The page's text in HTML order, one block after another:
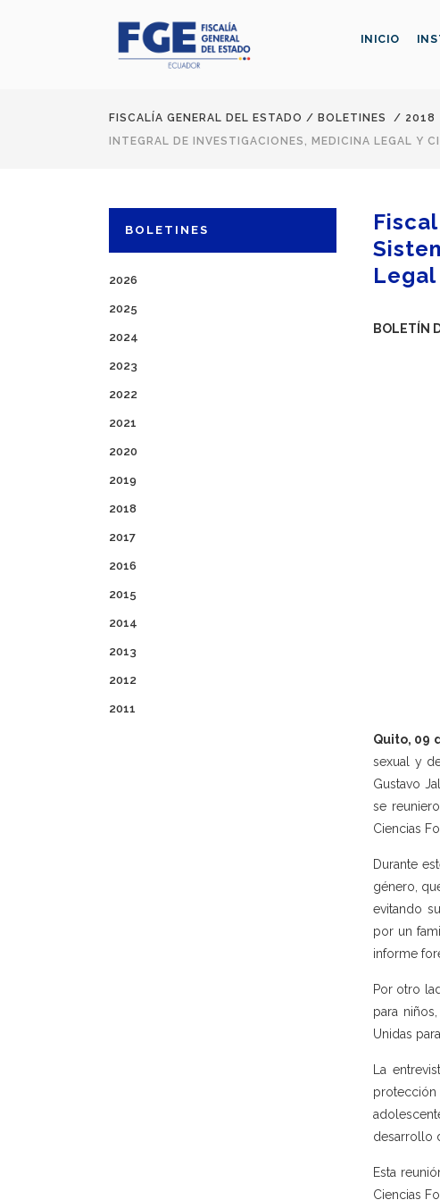
INICIO
FISCALÍA GENERAL DEL ESTADO / BOLETINES / 2018
INTEGRAL DE INVESTIGACIONES, MEDICINA LEGAL Y
BOLETINES
2026
2025
2024
2023
2022
2021
2020
2019
2018
2017
2016
2015
2014
2013
2012
2011
Legal
BOLETÍN
Quito, 09
sexual y
Gustavo
se
Ciencias
Durante
género,
evitando
por un
informe
Por otro
para
Unidas
La
desarrollo
Esta
Ciencias